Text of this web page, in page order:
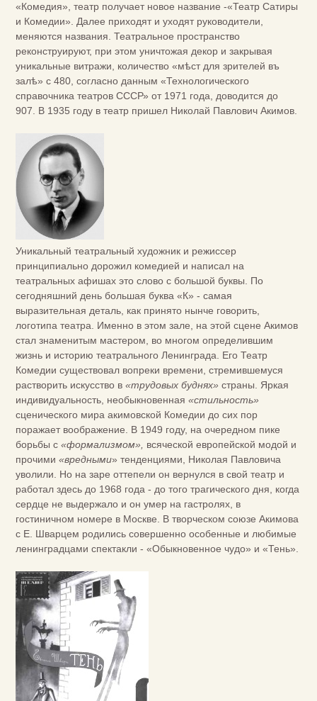
«Комедия», театр получает новое название -«Театр Сатиры
и Комедии». Далее приходят и уходят руководители,
меняются названия. Театральное пространство
реконструируют, при этом уничтожая декор и закрывая
уникальные витражи, количество «мѣст для зрителей въ
залѣ» с 480, согласно данным «Технологического
справочника театров СССР» от 1971 года, доводится до
907. В 1935 году в театр пришел Николай Павлович Акимов.
Уникальный театральный художник и режиссер
принципиально дорожил комедией и написал на
театральных афишах это слово с большой буквы. По
сегодняшний день большая буква «К» - самая
выразительная деталь, как принято нынче говорить,
логотипа театра. Именно в этом зале, на этой сцене Акимов
стал знаменитым мастером, во многом определившим
жизнь и историю театрального Ленинграда. Его Театр
Комедии существовал вопреки времени, стремившемуся
растворить искусство в «трудовых буднях» страны. Яркая
индивидуальность, необыкновенная «стильность»
сценического мира акимовской Комедии до сих пор
поражает воображение. В 1949 году, на очередном пике
борьбы с «формализмом»,
всяческой европейской модой и
прочими «вредными» тенденциями, Николая Павловича
уволили. Но на заре оттепели он вернулся в свой театр и
работал здесь до 1968 года - до того трагического дня, когда
сердце не выдержало и он умер на гастролях, в
гостиничном номере в Москве. В творческом союзе Акимова
с Е. Шварцем родились совершенно особенные и любимые
ленинградцами спектакли - «Обыкновенное чудо» и «Тень».